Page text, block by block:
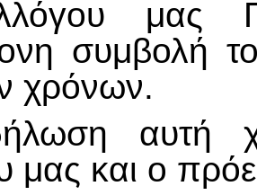
μας
συμβολή
χρόνων.
αυτή
μας και ο